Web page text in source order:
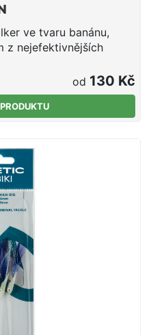
ve tvaru banánu,
z nejefektivnějších
Perma Kroužek z
chod napodobující
od 130 Kč